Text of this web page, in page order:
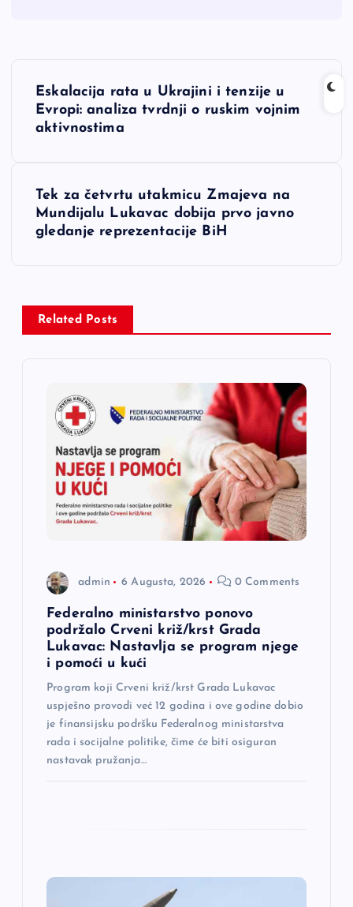
N
c
Eskalacija rata u Ukrajini i tenzije u
Evropi: analiza tvrdnji o ruskim vojnim
aktivnostima
Tek za četvrtu utakmicu Zmajeva na
Mundijalu Lukavac dobija prvo javno
gledanje reprezentacije BiH
Related Posts
admin 6 Augusta, 2026 0 Comments
Federalno ministarstvo ponovo
podržalo Crveni križ/krst Grada
Lukavac: Nastavlja se program njege
i pomoći u kući
Program koji Crveni križ/krst Grada Lukavac
uspješno provodi već 12 godina i ove godine dobio
je finansijsku podršku Federalnog ministarstva
rada i socijalne politike, čime će biti osiguran
nastavak pružanja…